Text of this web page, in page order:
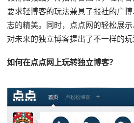
要求轻博客的玩法兼具了报社的广
志的精美。同时，点点网的轻松展
对未来的独立博客提出了不一样的玩
如何在点点网上玩转独立博客？